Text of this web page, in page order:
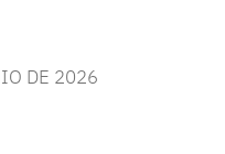
DE 2026